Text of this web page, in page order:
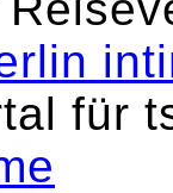
für